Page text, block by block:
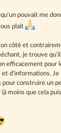
pouvait me
plaît
côté et
je trouve
efficacement pour
d'informations. Je
pour construire un
moins que cela